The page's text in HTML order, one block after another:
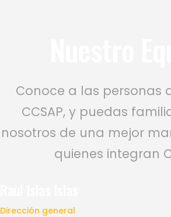
Conoce a las personas
CCSAP, y puedas
nosotros de una mejor
quienes integran
Dirección general